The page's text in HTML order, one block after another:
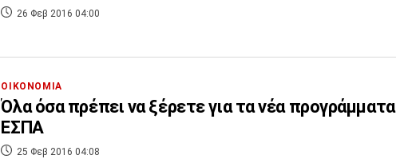
26 Φεβ 2016 04:00
ΟΙΚΟΝΟΜΙΑ
Όλα όσα πρέπει να ξέρετε για τα νέα προγράμματα
ΕΣΠΑ
25 Φεβ 2016 04:08